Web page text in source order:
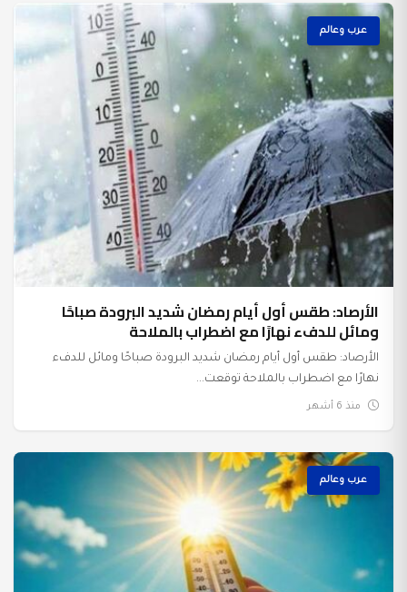
عرب وعالم
الأرصاد: طقس أول أيام رمضان شديد البرودة صباحًا
ومائل للدفء نهارًا مع اضطراب بالملاحة
الأرصاد: طقس أول أيام رمضان شديد البرودة صباحًا ومائل للدفء
نهارًا مع اضطراب بالملاحة توقعت...
منذ 6 أشهر
عرب وعالم